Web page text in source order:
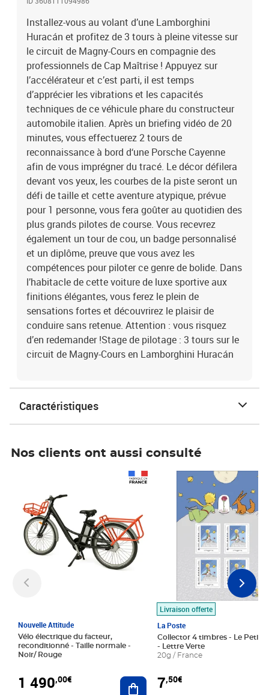
bolide. Dans l’habitacle de cette voiture de luxe sportive aux
finitions élégantes, vous ferez le plein de sensations fortes et
découvrirez le plaisir de conduire sans retenue. Attention : vous
risquez d’en redemander !Stage de pilotage : 3 tours sur le circuit
de Magny-Cours en Lamborghini Huracán
Installez-vous au volant d’une Lamborghini
Huracán et profitez de 3 tours à pleine vitesse sur
le circuit de Magny-Cours en compagnie des
professionnels de Cap Maîtrise ! Appuyez sur
l’accélérateur et c’est parti, il est temps
d’apprécier les vibrations et les capacités
techniques de ce véhicule phare du constructeur
automobile italien. Après un briefing vidéo de 20
minutes, vous effectuerez 2 tours de
reconnaissance à bord d‘une Porsche Cayenne
afin de vous imprégner du tracé. Le décor défilera
devant vos yeux, les courbes de la piste seront un
défi de taille et cette aventure atypique, prévue
pour 1 personne, vous fera goûter au quotidien des
plus grands pilotes de course. Vous recevrez
également un tour de cou, un badge personnalisé
et un diplôme, preuve que vous avez les
compétences pour piloter ce genre de bolide. Dans
l’habitacle de cette voiture de luxe sportive aux
finitions élégantes, vous ferez le plein de
sensations fortes et découvrirez le plaisir de
conduire sans retenue. Attention : vous risquez
d’en redemander !Stage de pilotage : 3 tours sur le
circuit de Magny-Cours en Lamborghini Huracán
Caractéristiques
Nos clients ont aussi consulté
Nouvelle Attitude
Vélo électrique du facteur,
reconditionné - Taille normale -
Noir/ Rouge
1 490,00€ Ajouter au panier
Livraison offerte
La Poste
Collector 4 timbres - Le Petit
- Lettre Verte
20g / France
7,50€
Prix 7,50€